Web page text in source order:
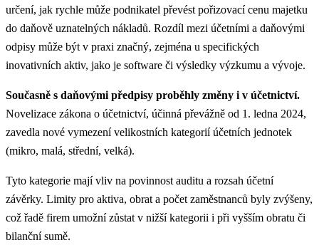
určení, jak rychle může podnikatel převést pořizovací cenu majetku
do daňově uznatelných nákladů. Rozdíl mezi účetními a daňovými
odpisy může být v praxi značný, zejména u specifických
inovativních aktiv, jako je software či výsledky výzkumu a vývoje.
Současně s daňovými předpisy proběhly změny i v účetnictví.
Novelizace zákona o účetnictví, účinná převážně od 1. ledna 2024,
zavedla nové vymezení velikostních kategorií účetních jednotek
(mikro, malá, střední, velká).
Tyto kategorie mají vliv na povinnost auditu a rozsah účetní
závěrky. Limity pro aktiva, obrat a počet zaměstnanců byly zvýšeny,
což řadě firem umožní zůstat v nižší kategorii i při vyšším obratu či
bilanční sumě.